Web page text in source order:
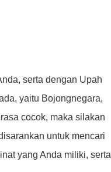
serta dengan Upah
yaitu Bojongnegara,
cocok, maka silakan
untuk mencari
yang Anda miliki, serta